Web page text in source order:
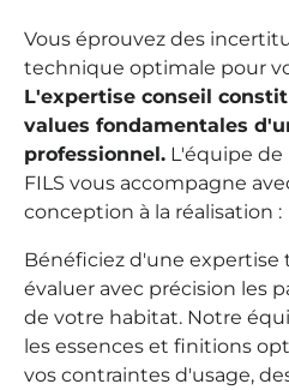
Vous éprouvez des
technique optimale pour
L'expertise conseil
values fondamentales
professionnel. L'équipe de
FILS vous accompagne
conception à la réalisation :
Bénéficiez d'une
évaluer avec précision les
de votre habitat. Notre
les essences et finitions
vos contraintes d'usage,